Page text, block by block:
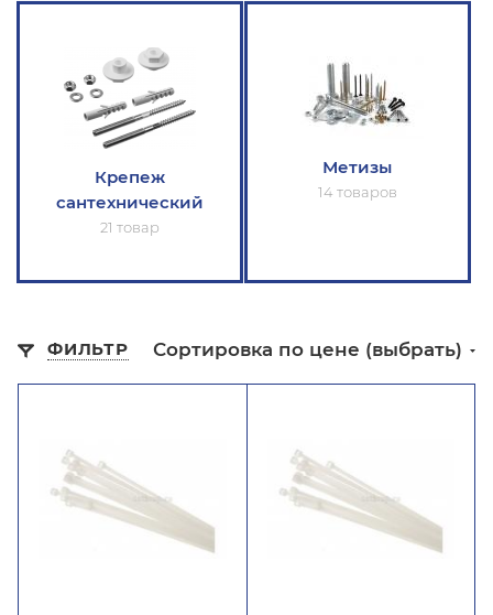
Крепеж
сантехнический
21 товар
Метизы
14 товаров
ФИЛЬТР Сортировка по цене (выбрать)